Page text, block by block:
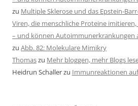
zu Multiple Sklerose und das Epstein-
Viren, die menschliche Proteine
– und können Autoimmunerkrankungen
zu Abb. 82: Molekulare Mimikry
Thomaszu Mehr bloggen, mehr Blogs
Heidrun Schallerzu Immunreaktionen auf